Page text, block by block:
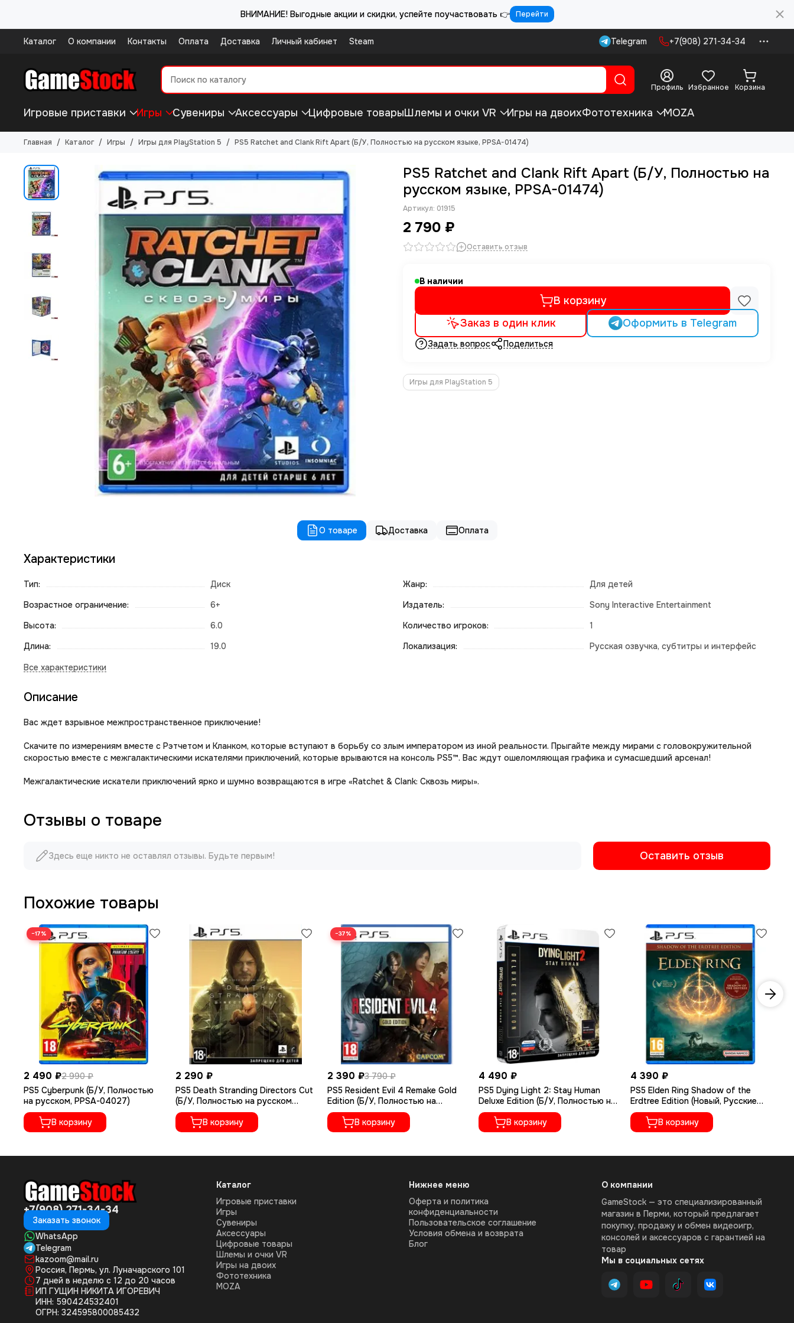
ВНИМАНИЕ! Выгодные акции и скидки, успейте поучаствовать 👉 Перейти
Каталог О компании Контакты Оплата Доставка Личный кабинет Steam Telegram +7(908) 271-34-34
Профиль Избранное Корзина
Игровые приставки Игры Сувениры Аксессуары Цифровые товарыШлемы и очки VR Игры на двоихФототехника MOZA
Главная Каталог Игры Игры для PlayStation 5 PS5 Ratchet and Clank Rift Apart (Б/У, Полностью на русском языке, PPSA-01474)
PS5 Ratchet and Clank Rift Apart (Б/У, Полностью на
русском языке, PPSA-01474)
Артикул: 01915
2 790 ₽
Оставить отзыв
В наличии
В корзину
Заказ в один клик
Оформить в Telegram
Задать вопрос Поделиться
Игры для PlayStation 5
О товаре Доставка Оплата
Характеристики
Тип:
Диск
Возрастное ограничение:
6+
Высота:
6.0
Длина:
19.0
Жанр:
Для детей
Издатель:
Sony Interactive Entertainment
Количество игроков:
1
Локализация:
Русская озвучка, субтитры и интерфейс
Описание
Вас ждет взрывное межпространственное приключение!
Скачите по измерениям вместе с Рэтчетом и Кланком, которые вступают в борьбу со злым императором из иной реальности. Прыгайте между мирами с головокружительной
скоростью вместе с межгалактическими искателями приключений, которые врываются на консоль PS5™. Вас ждут ошеломляющая графика и сумасшедший арсенал!
Межгалактические искатели приключений ярко и шумно возвращаются в игре «Ratchet & Clank: Сквозь миры».
Отзывы о товаре
Здесь еще никто не оставлял отзывы. Будьте первым! Оставить отзыв
Похожие товары
−17%
2 490 ₽2 990 ₽
PS5 Cyberpunk (Б/У, Полностью
на русском, PPSA-04027)
В корзину
2 290 ₽
PS5 Death Stranding Directors Cut
(Б/У, Полностью на русском
языке, PPSA-01968)
В корзину
−37%
2 390 ₽3 790 ₽
PS5 Resident Evil 4 Remake Gold
Edition (Б/У, Полностью на
русском языке, PPSA-07412)
В корзину
4 490 ₽
PS5 Dying Light 2: Stay Human
Deluxe Edition (Б/У, Полностью на
русском языке, PPSA-02262)
В корзину
4 390 ₽
PS5 Elden Ring Shadow of the
Erdtree Edition (Новый, Русские
субтитры, PPSA-04609)
В корзину
+7(908) 271-34-34
Заказать звонок
WhatsApp
Telegram
kazoom@mail.ru
Россия, Пермь, ул. Луначарского 101
7 дней в неделю с 12 до 20 часов
ИП ГУЩИН НИКИТА ИГОРЕВИЧ
ИНН: 590424532401
ОГРН: 324595800085432
Каталог
Игровые приставки
Игры
Сувениры
Аксессуары
Цифровые товары
Шлемы и очки VR
Игры на двоих
Фототехника
MOZA
Нижнее меню
Оферта и политика
конфиденциальности
Пользовательское соглашение
Условия обмена и возврата
Блог
О компании
GameStock — это специализированный
магазин в Перми, который предлагает
покупку, продажу и обмен видеоигр,
консолей и аксессуаров с гарантией на
товар
Мы в социальных сетях